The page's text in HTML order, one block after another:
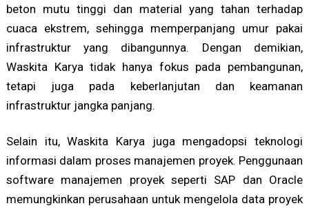
beton mutu tinggi dan material yang tahan terhadap
cuaca ekstrem, sehingga memperpanjang umur pakai
infrastruktur yang dibangunnya. Dengan demikian,
Waskita Karya tidak hanya fokus pada pembangunan,
tetapi juga pada keberlanjutan dan keamanan
infrastruktur jangka panjang.
Selain itu, Waskita Karya juga mengadopsi teknologi
informasi dalam proses manajemen proyek. Penggunaan
software manajemen proyek seperti SAP dan Oracle
memungkinkan perusahaan untuk mengelola data proyek